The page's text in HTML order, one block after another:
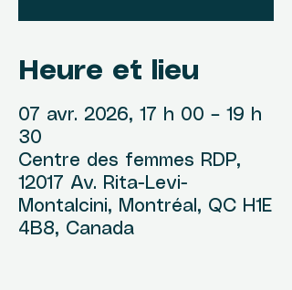
Heure et lieu
07 avr. 2026, 17 h 00 – 19 h
30
Centre des femmes RDP,
12017 Av. Rita-Levi-
Montalcini, Montréal, QC H1E
4B8, Canada